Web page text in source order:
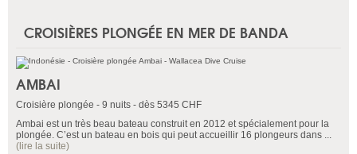
CROISIÈRES PLONGÉE EN MER DE BANDA
AMBAI
Croisière plongée - 9 nuits - dès 5345 CHF
Ambai est un très beau bateau construit en 2012 et spécialement pour la
plongée. C’est un bateau en bois qui peut accueillir 16 plongeurs dans ...
(lire la suite)